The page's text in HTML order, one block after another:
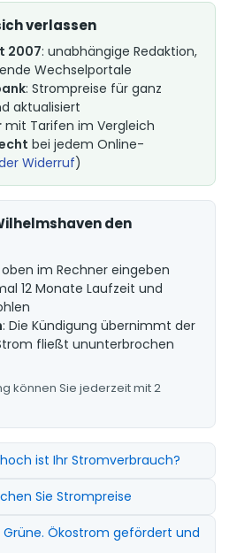
verlassen
2007: unabhängige Redaktion,
Wechselportale
: Strompreise für ganz
aktualisiert
mit Tarifen im Vergleich
bei jedem Online-
Widerruf)
den
oben im Rechner eingeben
12 Monate Laufzeit und
: Die Kündigung übernimmt der
fließt ununterbrochen
können Sie jederzeit mit 2
ist Ihr Stromverbrauch?
Sie Strompreise
Ökostrom gefördert und